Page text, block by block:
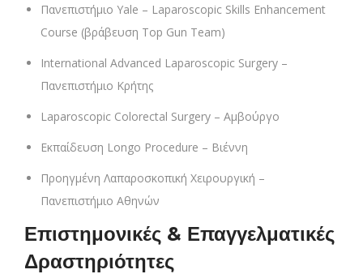
Πανεπιστήμιο Yale – Laparoscopic Skills Enhancement
Course (βράβευση Top Gun Team)
International Advanced Laparoscopic Surgery –
Πανεπιστήμιο Κρήτης
Laparoscopic Colorectal Surgery – Αμβούργο
Εκπαίδευση Longo Procedure – Βιέννη
Προηγμένη Λαπαροσκοπική Χειρουργική –
Πανεπιστήμιο Αθηνών
Επιστημονικές & Επαγγελματικές
Δραστηριότητες